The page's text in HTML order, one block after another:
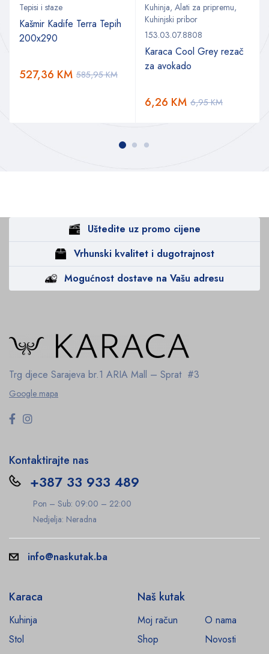
Tepisi i staze
Kašmir Kadife Terra Tepih
200x290
585,95KM
527,36 KM
Kuhinja, Alati za pripremu,
Kuhinjski pribor
153.03.07.8808
Karaca Cool Grey rezač
za avokado
6,95KM
6,26 KM
Uštedite uz promo cijene
Vrhunski kvalitet i dugotrajnost
Mogućnost dostave na Vašu adresu
Trg djece Sarajeva br.1 ARIA Mall – Sprat #3
Google mapa
Kontaktirajte nas
+387 33 933 489
Pon – Sub: 09:00 – 22:00
Nedjelja: Neradna
info@naskutak.ba
Karaca
Kuhinja
Stol
Naš kutak
Moj račun
O nama
Shop
Novosti